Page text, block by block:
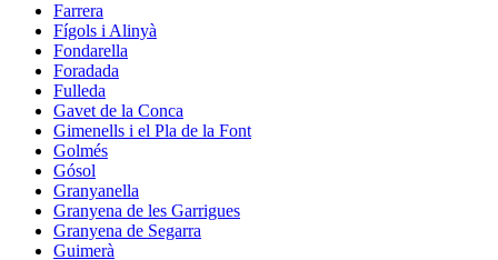
Farrera
Fígols i Alinyà
Fondarella
Foradada
Fulleda
Gavet de la Conca
Gimenells i el Pla de la Font
Golmés
Gósol
Granyanella
Granyena de les Garrigues
Granyena de Segarra
Guimerà